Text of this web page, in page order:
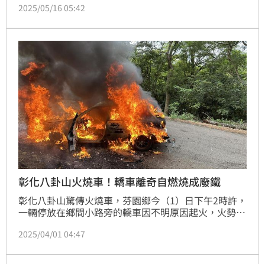
子彼此認識，但目前並不清楚作案動機，全案仍在調查
2025/05/16 05:42
彰化八卦山火燒車！轎車離奇自燃燒成廢鐵
彰化八卦山驚傳火燒車，芬園鄉今（1）日下午2時許，
一輛停放在鄉間小路旁的轎車因不明原因起火，火勢迅
救，但直到火勢被澆熄都未見車主蹤影，加上火燒車地
進一步追查。
2025/04/01 04:47